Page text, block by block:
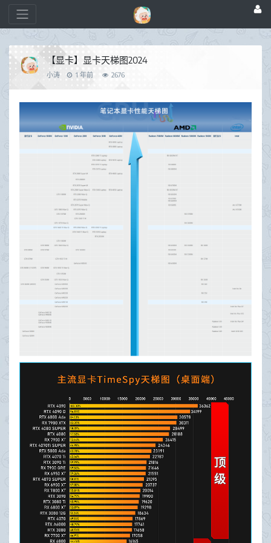
【显卡】显卡天梯图2024
小涛 1 年前 2676